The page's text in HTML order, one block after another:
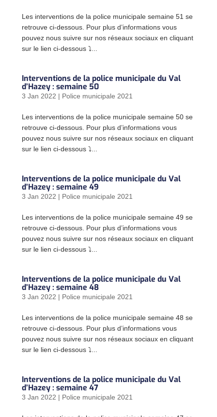
Les interventions de la police municipale semaine 51 se
retrouve ci-dessous. Pour plus d’informations vous
pouvez nous suivre sur nos réseaux sociaux en cliquant
sur le lien ci-dessous ⤵...
Interventions de la police municipale du Val
d’Hazey : semaine 50
3 Jan 2022 | Police municipale 2021
Les interventions de la police municipale semaine 50 se
retrouve ci-dessous. Pour plus d’informations vous
pouvez nous suivre sur nos réseaux sociaux en cliquant
sur le lien ci-dessous ⤵...
Interventions de la police municipale du Val
d’Hazey : semaine 49
3 Jan 2022 | Police municipale 2021
Les interventions de la police municipale semaine 49 se
retrouve ci-dessous. Pour plus d’informations vous
pouvez nous suivre sur nos réseaux sociaux en cliquant
sur le lien ci-dessous ⤵...
Interventions de la police municipale du Val
d’Hazey : semaine 48
3 Jan 2022 | Police municipale 2021
Les interventions de la police municipale semaine 48 se
retrouve ci-dessous. Pour plus d’informations vous
pouvez nous suivre sur nos réseaux sociaux en cliquant
sur le lien ci-dessous ⤵...
Interventions de la police municipale du Val
d’Hazey : semaine 47
3 Jan 2022 | Police municipale 2021